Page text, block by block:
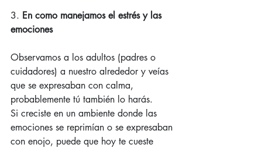
3. En como manejamos el estrés y las
emociones
Observamos a los adultos (padres o
cuidadores) a nuestro alrededor y veías
que se expresaban con calma,
probablemente tú también lo harás.
Si creciste en un ambiente donde las
emociones se reprimían o se expresaban
con enojo, puede que hoy te cueste